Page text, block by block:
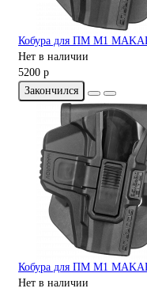
Кобура для ПМ M1
Нет в наличии
5200 р
Закончился
Кобура для ПМ M1
Нет в наличии